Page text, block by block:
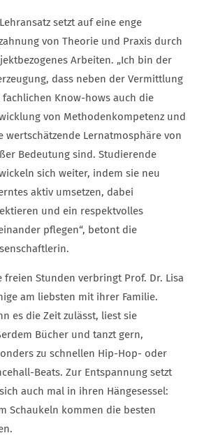
setzt auf eine enge
von Theorie und Praxis durch
Arbeiten. „Ich bin der
dass neben der Vermittlung
fachlichen Know-hows auch die
von Methodenkompetenz und
wertschätzende Lernatmosphäre von
Bedeutung sind. Studierende
sich weiter, indem sie neu
aktiv umsetzen, dabei
und ein respektvolles
pflegen“, betont die
freien Stunden verbringt Prof. Dr. Lisa
am liebsten mit ihrer Familie.
es die Zeit zulässt, liest sie
Bücher und tanzt gern,
zu schnellen Hip-Hop- oder
Beats. Zur Entspannung setzt
auch mal in ihren Hängesessel:
Schaukeln kommen die besten